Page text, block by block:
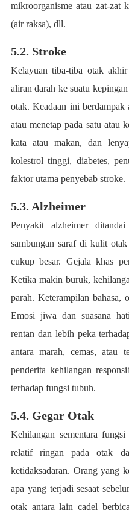
mikroorganisme atau zat-zat
(air raksa), dll.
5.2. Stroke
Kelayuan tiba-tiba otak
aliran darah ke suatu
otak. Keadaan ini berdampak
atau menetap pada satu atau
kata atau makan, dan
kolestrol tinggi, diabetes,
faktor utama penyebab stroke.
5.3. Alzheimer
Penyakit alzheimer
sambungan saraf di kulit
cukup besar. Gejala khas
Ketika makin buruk,
parah. Keterampilan bahasa,
Emosi jiwa dan suasana
rentan dan lebih peka
antara marah, cemas, atau
penderita kehilangan
terhadap fungsi tubuh.
5.4. Gegar Otak
Kehilangan sementara
relatif ringan pada otak
ketidaksadaran. Orang yang
apa yang terjadi sesaat
otak antara lain cadel